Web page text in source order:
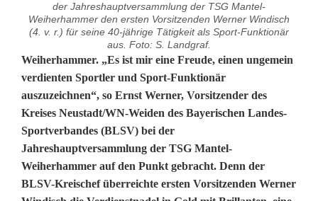
der Jahreshauptversammlung der TSG Mantel-
Weiherhammer den ersten Vorsitzenden Werner Windisch
(4. v. r.) für seine 40-jährige Tätigkeit als Sport-Funktionär
aus. Foto: S. Landgraf.
G
o
l
d
u
Weiherhammer. „Es ist mir eine Freude, einen ungemein
verdienten Sportler und Sport-Funktionär
auszuzeichnen“, so Ernst Werner, Vorsitzender des
Kreises Neustadt/WN-Weiden des Bayerischen Landes-
Sportverbandes (BLSV) bei der
Jahreshauptversammlung der TSG Mantel-
Weiherhammer auf den Punkt gebracht. Denn der
BLSV-Kreischef überreichte ersten Vorsitzenden Werner